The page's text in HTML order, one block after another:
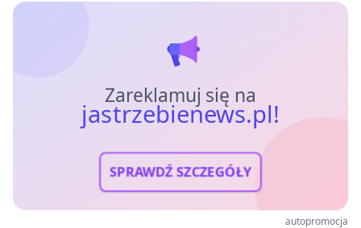
Zareklamuj się na
jastrzebienews.pl!
SPRAWDŹ SZCZEGÓŁY
autopromocja